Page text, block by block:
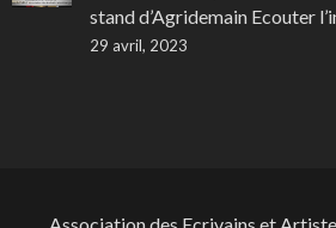
stand d’Agridemain Ecouter
29 avril, 2023